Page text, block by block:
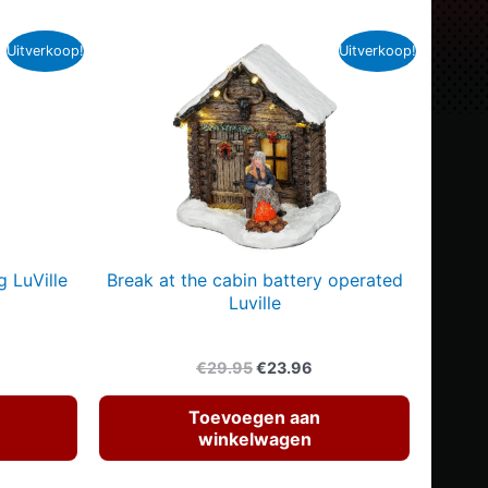
Uitverkoop!
LuVille
Uitverkoop!
Break at the cabin battery operated
Luville
€29.95Oorspronkelijke
€29.95.
€23.96
€23.96.
Toevoegen aan
winkelwagen